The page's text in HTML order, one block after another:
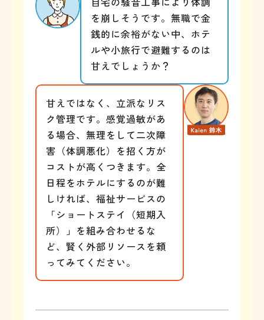
を崩しそうです。無職で金
銭的に余裕がない中、ホテ
ルや小旅行で避難するのは
甘えでしょうか？
甘えではなく、立派なリス
ク管理です。感覚過敏があ
る場合、無理をして二次障
害（体調悪化）を招く方が
コストが高くつきます。全
日程をホテルにするのが難
しければ、福祉サービスの
「ショートステイ（短期入
所）」を組み合わせるな
ど、賢く外部リソースを頼
ってみてください。